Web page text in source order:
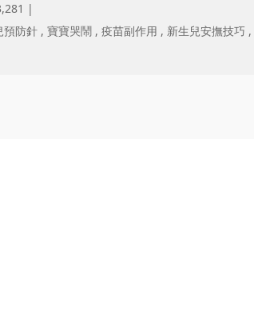
|
預防針 , 寶寶哭鬧 , 疫苗副作用 , 新生兒安撫技巧 ,